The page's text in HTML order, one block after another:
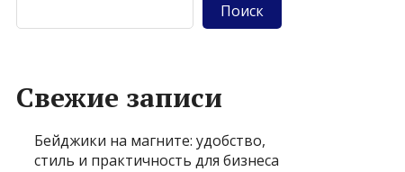
Поиск
Свежие записи
Бейджики на магните: удобство,
стиль и практичность для бизнеса